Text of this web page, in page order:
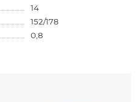
14
152/178
0,8